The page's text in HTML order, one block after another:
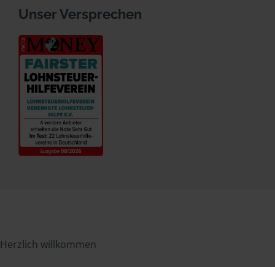
Unser Versprechen
Herzlich willkommen